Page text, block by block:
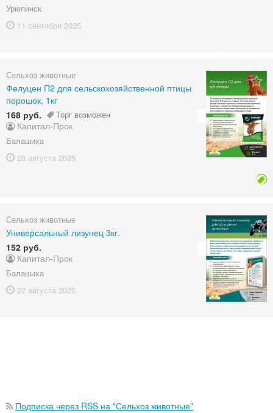
Урюпинск
11 сентября 2025
Сельхоз животные
Фелуцен П2 для сельскохозяйственной птицы
порошок, 1кг
168 руб.
Торг возможен
Капитал-Прок
Балашиха
28 августа 2025
Сельхоз животные
Универсальный лизунец 3кг.
152 руб.
Капитал-Прок
Балашиха
22 августа 2025
Подписка через RSS на "Сельхоз животные"